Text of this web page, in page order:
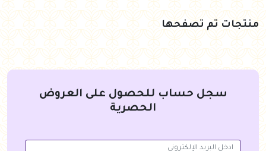
منتجات تم تصفحها
سجل حساب للحصول على العروض
الحصرية